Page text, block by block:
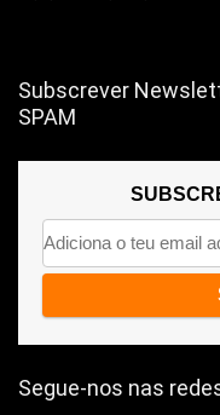
Subscrever
SPAM
Segue-nos nas